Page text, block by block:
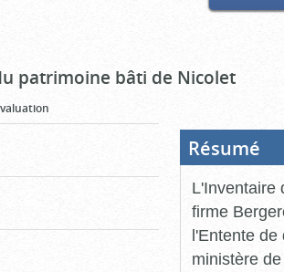
patrimoine bâti de Nicolet
Résumé
L'Inventaire
firme
l'Entente de
ministère